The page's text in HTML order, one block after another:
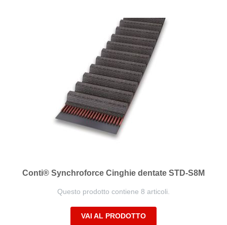
Conti® Synchroforce Cinghie dentate STD-S8M
Questo prodotto contiene 8 articoli.
VAI AL PRODOTTO